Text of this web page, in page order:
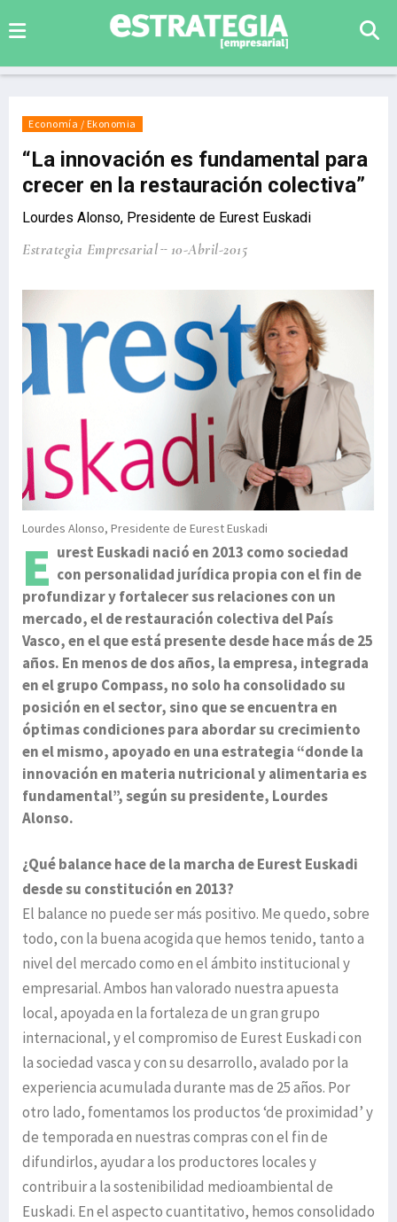
Economía / Ekonomia
“La innovación es fundamental para
crecer en la restauración colectiva”
Lourdes Alonso, Presidente de Eurest Euskadi
Estrategia Empresarial 10-Abril-2015
Lourdes Alonso, Presidente de Eurest Euskadi
E urest Euskadi nació en 2013 como sociedad
con personalidad jurídica propia con el fin de
profundizar y fortalecer sus relaciones con un
mercado, el de restauración colectiva del País
Vasco, en el que está presente desde hace más de 25
años. En menos de dos años, la empresa, integrada
en el grupo Compass, no solo ha consolidado su
posición en el sector, sino que se encuentra en
óptimas condiciones para abordar su crecimiento
en el mismo, apoyado en una estrategia “donde la
innovación en materia nutricional y alimentaria es
fundamental”, según su presidente, Lourdes
Alonso.
¿Qué balance hace de la marcha de Eurest Euskadi
desde su constitución en 2013?
El balance no puede ser más positivo. Me quedo, sobre
todo, con la buena acogida que hemos tenido, tanto a
nivel del mercado como en el ámbito institucional y
empresarial. Ambos han valorado nuestra apuesta
local, apoyada en la fortaleza de un gran grupo
internacional, y el compromiso de Eurest Euskadi con
la sociedad vasca y con su desarrollo, avalado por la
experiencia acumulada durante mas de 25 años. Por
otro lado, fomentamos los productos ‘de proximidad’ y
de temporada en nuestras compras con el fin de
difundirlos, ayudar a los productores locales y
contribuir a la sostenibilidad medioambiental de
Euskadi. En el aspecto cuantitativo, hemos consolidado